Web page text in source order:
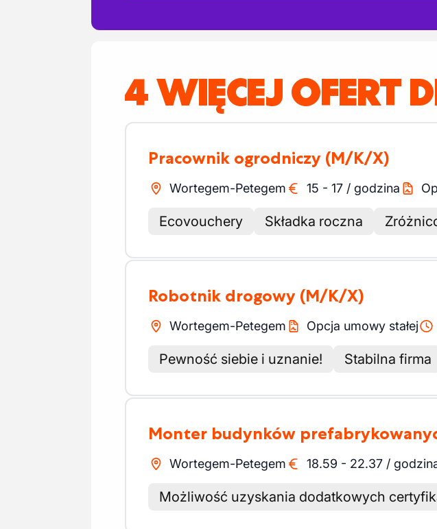
4 WIĘCEJ OFERT
Pracownik ogrodniczy (M/K/X)
Wortegem-Petegem 15 - 17 / godzina
Ecovouchery Składka roczna
Robotnik drogowy (M/K/X)
Wortegem-Petegem Opcja umowy stałej
Pewność siebie i uznanie! Stabilna firma
Monter budynków
Wortegem-Petegem 18.59 - 22.37 /
Możliwość uzyskania dodatkowych